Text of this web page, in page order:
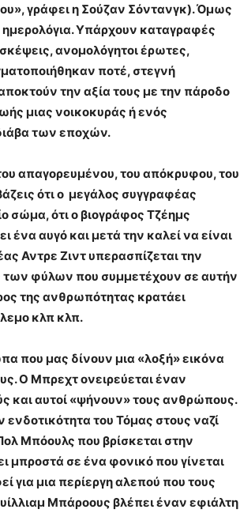
γράφει η Σούζαν Σόντανγκ). Όμως
Υπάρχουν καταγραφές
ανομολόγητοι έρωτες,
ποτέ, στεγνή
την αξία τους με την πάροδο
μιας νοικοκυράς ή ενός
των εποχών.
απαγορευμένου, του απόκρυφου, του
ότι ο μεγάλος συγγραφέας
σώμα, ότι ο βιογράφος Τζέημς
ένα αυγό και μετά την καλεί να είναι
Αντρε Ζιντ υπερασπίζεται την
φύλων που συμμετέχουν σε αυτήν
της ανθρωπότητας κρατάει
κλπ κλπ.
που μας δίνουν μια «λοξή» εικόνα
Ο Μπρεχτ ονειρεύεται έναν
και αυτοί «ψήνουν» τους ανθρώπους.
του Τόμας στους ναζί
Μπόουλς που βρίσκεται στην
μπροστά σε ένα φονικό που γίνεται
για μια περίεργη αλεπού που τους
Μπάροους βλέπει έναν εφιάλτη